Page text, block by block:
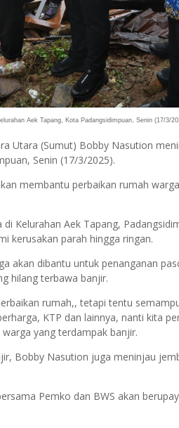
Aek Tapang, Kota Padangsidimpuan, Senin (17/3/
Utara (Sumut) Bobby Nasution
Senin (17/3/2025).
membantu perbaikan rumah
Kelurahan Aek Tapang,
kerusakan parah hingga ringan.
akan dibantu untuk penanganan
hilang terbawa banjir.
rumah,, tetapi tentu
KTP dan lainnya, nanti kita
yang terdampak banjir.
Bobby Nasution juga meninjau
Pemko dan BWS akan